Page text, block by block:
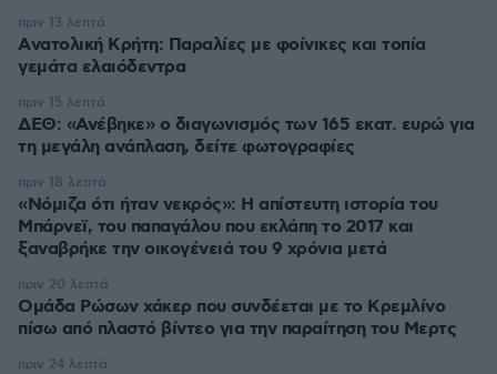
Aνατολική Κρήτη: Παραλίες με φοίνικες και τοπία
γεμάτα ελαιόδεντρα
πριν 13 λεπτά
ΔΕΘ: «Ανέβηκε» ο διαγωνισμός των 165 εκατ. ευρώ για
τη μεγάλη ανάπλαση, δείτε φωτογραφίες
πριν 15 λεπτά
«Νόμιζα ότι ήταν νεκρός»: Η απίστευτη ιστορία του
Μπάρνεϊ, του παπαγάλου που εκλάπη το 2017 και
ξαναβρήκε την οικογένειά του 9 χρόνια μετά
πριν 18 λεπτά
Ομάδα Ρώσων χάκερ που συνδέεται με το Κρεμλίνο
πίσω από πλαστό βίντεο για την παραίτηση του Μερτς
πριν 20 λεπτά
πριν 24 λεπτά